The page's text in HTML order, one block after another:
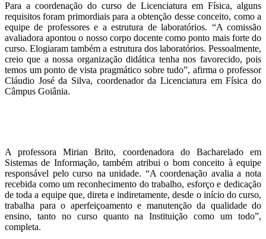
Para a coordenação do curso de Licenciatura em Física, alguns
requisitos foram primordiais para a obtenção desse conceito, como a
equipe de professores e a estrutura de laboratórios. “A comissão
avaliadora apontou o nosso corpo docente como ponto mais forte do
curso. Elogiaram também a estrutura dos laboratórios. Pessoalmente,
creio que a nossa organização didática tenha nos favorecido, pois
temos um ponto de vista pragmático sobre tudo”, afirma o professor
Cláudio José da Silva, coordenador da Licenciatura em Física do
Câmpus Goiânia.
A professora Mirian Brito, coordenadora do Bacharelado em
Sistemas de Informação, também atribui o bom conceito à equipe
responsável pelo curso na unidade. “A coordenação avalia a nota
recebida como um reconhecimento do trabalho, esforço e dedicação
de toda a equipe que, direta e indiretamente, desde o início do curso,
trabalha para o aperfeiçoamento e manutenção da qualidade do
ensino, tanto no curso quanto na Instituição como um todo”,
completa.